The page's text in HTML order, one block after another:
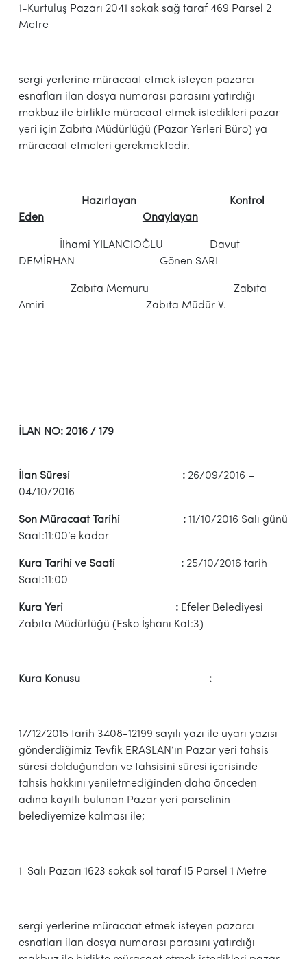
1-Kurtuluş Pazarı 2041 sokak sağ taraf 469 Parsel 2
Metre
sergi yerlerine müracaat etmek isteyen pazarcı
esnafları ilan dosya numarası parasını yatırdığı
makbuz ile birlikte müracaat etmek istedikleri pazar
yeri için Zabıta Müdürlüğü (Pazar Yerleri Büro) ya
müracaat etmeleri gerekmektedir.
Hazırlayan
Kontrol
Eden
Onaylayan
İlhami YILANCIOĞLU Davut
DEMİRHAN Gönen SARI
Zabıta Memuru Zabıta
Amiri Zabıta Müdür V.
İLAN NO: 2016 / 179
İlan Süresi : 26/09/2016 –
04/10/2016
Son Müracaat Tarihi : 11/10/2016 Salı günü
Saat:11:00’e kadar
Kura Tarihi ve Saati : 25/10/2016 tarih
Saat:11:00
Kura Yeri : Efeler Belediyesi
Zabıta Müdürlüğü (Esko İşhanı Kat:3)
Kura Konusu :
17/12/2015 tarih 3408-12199 sayılı yazı ile uyarı yazısı
gönderdiğimiz Tevfik ERASLAN’ın Pazar yeri tahsis
süresi dolduğundan ve tahsisini süresi içerisinde
tahsis hakkını yeniletmediğinden daha önceden
adına kayıtlı bulunan Pazar yeri parselinin
belediyemize kalması ile;
1-Salı Pazarı 1623 sokak sol taraf 15 Parsel 1 Metre
sergi yerlerine müracaat etmek isteyen pazarcı
esnafları ilan dosya numarası parasını yatırdığı